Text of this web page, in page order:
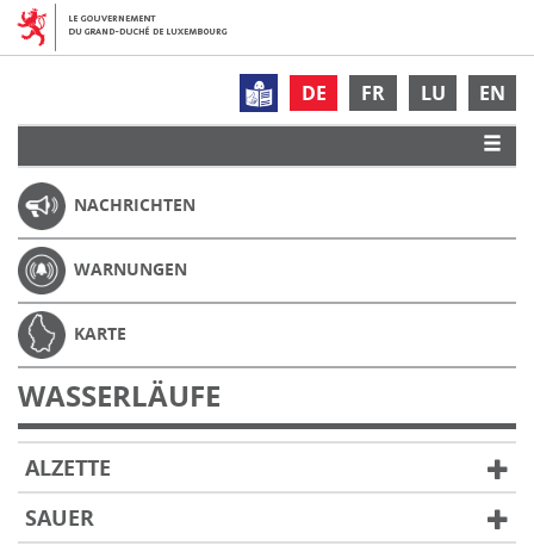
DE FR LU EN
NACHRICHTEN
WARNUNGEN
KARTE
WASSERLÄUFE
ALZETTE
SAUER